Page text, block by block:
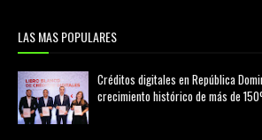
LAS MAS POPULARES
Créditos digitales en República
crecimiento histórico de más de